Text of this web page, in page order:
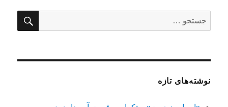
برای:
نوشته‌های تازه